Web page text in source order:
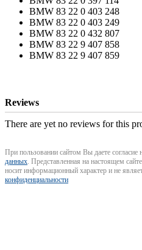
BMW 83 22 0 403 248
BMW 83 22 0 403 249
BMW 83 22 0 432 807
BMW 83 22 9 407 858
BMW 83 22 9 407 859
Reviews
There are yet no reviews for this
При пользовании сайтом Вы даете согласие
данных. Представленная на настоящем
носит информационный характер и не
конфиденциальности